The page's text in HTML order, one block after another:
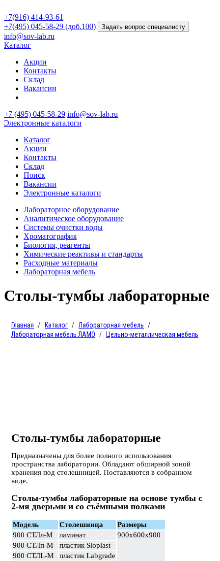
+7(916) 414-93-61
+7(495) 045-58-29 (доб.100)
Задать вопрос специалисту
info@sov-lab.ru
Каталог
Акции
Контакты
Склад
Вакансии
+7 (495) 045-58-29 info@sov-lab.ru
Электронные каталоги
Каталог
Акции
Контакты
Склад
Поиск
Вакансии
Электронные каталоги
Лабораторное оборудование
Аналитическое оборудование
Системы очистки воды
Хроматография
Биология, реагенты
Химические реактивы и стандарты
Расходные материалы
Лабораторная мебель
Столы-тумбы лабораторные
Главная Каталог
Лабораторная мебель
Лабораторная мебель ЛАМО
Цельно-металлическая мебель
Столы-тумбы лабораторные
Предназначены для более полного использования
пространства лаборатории. Обладают обширной зоной
хранения под столешницей. Поставляются в собранном
виде.
Столы-тумбы лабораторные на основе тумбы с
2-мя дверьми и со съёмными полками
Модель Столешница
Размеры
900 СТЛл-М
ламинат
900х600х900
900 СТЛп-М
пластик Sloplast
900 СТЛL-М
пластик Labgrade